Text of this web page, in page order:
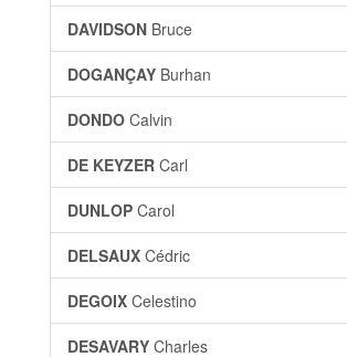
DAVIDSON Bruce
DOGANÇAY Burhan
DONDO Calvin
DE KEYZER Carl
DUNLOP Carol
DELSAUX Cédric
DEGOIX Celestino
DESAVARY Charles